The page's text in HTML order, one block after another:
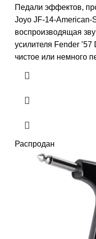
Педали эффектов,
Joyo JF-14-American-
воспроизводящая
усилителя Fender
чистое или немного
Распродан